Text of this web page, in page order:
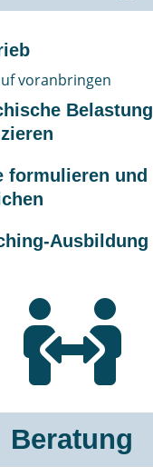
voranbringen
Belastung
formulieren und
Ausbildung

Beratung